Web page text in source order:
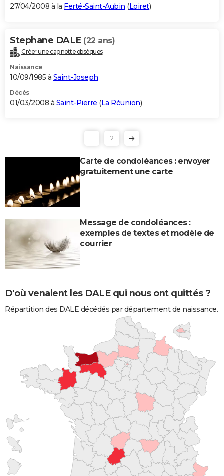
27/04/2008 à la Ferté-Saint-Aubin (Loiret)
Stephane DALE (22 ans)
Créer une cagnotte obsèques
Naissance
10/09/1985 à Saint-Joseph
Décès
01/03/2008 à Saint-Pierre (La Réunion)
1 2
Carte de condoléances : envoyer
gratuitement une carte
Message de condoléances :
exemples de textes et modèle de
courrier
D'où venaient les DALE qui nous ont quittés ?
Répartition des DALE décédés par département de naissance.